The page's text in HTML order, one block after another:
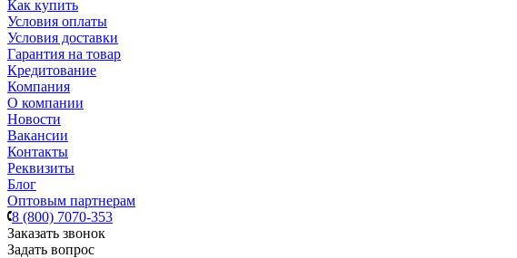
Как купить
Условия оплаты
Условия доставки
Гарантия на товар
Кредитование
Компания
О компании
Новости
Вакансии
Контакты
Реквизиты
Блог
Оптовым партнерам
8 (800) 7070-353
Заказать звонок
Задать вопрос